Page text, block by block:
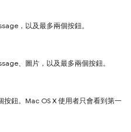
，以及最多兩個按鈕。
、圖片，以及最多兩個按鈕。
鈕。Mac OS X 使用者只會看到第一